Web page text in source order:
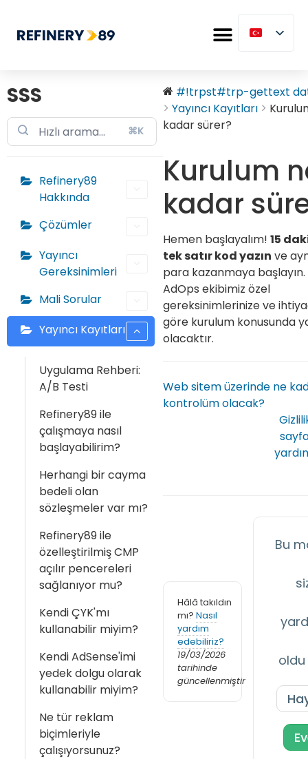
SSS
⌘K
Refinery89
Hakkında
Çözümler
Yayıncı
Gereksinimleri
Mali Sorular
Yayıncı Kayıtları
Uygulama Rehberi:
A/B Testi
Refinery89 ile
çalışmaya nasıl
başlayabilirim?
Herhangi bir cayma
bedeli olan
sözleşmeler var mı?
Refinery89 ile
özelleştirilmiş CMP
açılır pencereleri
sağlanıyor mu?
Kendi ÇYK'mı
kullanabilir miyim?
Kendi AdSense'imi
yedek dolgu olarak
kullanabilir miyim?
Ne tür reklam
biçimleriyle
çalışıyorsunuz?
#!trpst#trp-gettext
Yayıncı Kayıtları
kadar sürer?
Kurulum
kadar
Hemen başlayalım! 15
tek satır kod yazın ve
para kazanmaya başlayın.
AdOps ekibimiz özel
gereksinimlerinize ve
göre kurulum konusunda
olacaktır.
Web sitem üzerinde ne
kontrolüm olacak?
Hâlâ takıldın
mı? Nasıl
yardım
edebiliriz?
19/03/2026
tarihinde
güncellenmiştir
Bu